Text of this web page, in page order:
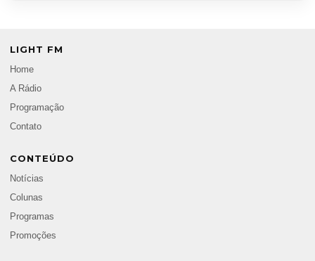
LIGHT FM
Home
A Rádio
Programação
Contato
CONTEÚDO
Notícias
Colunas
Programas
Promoções